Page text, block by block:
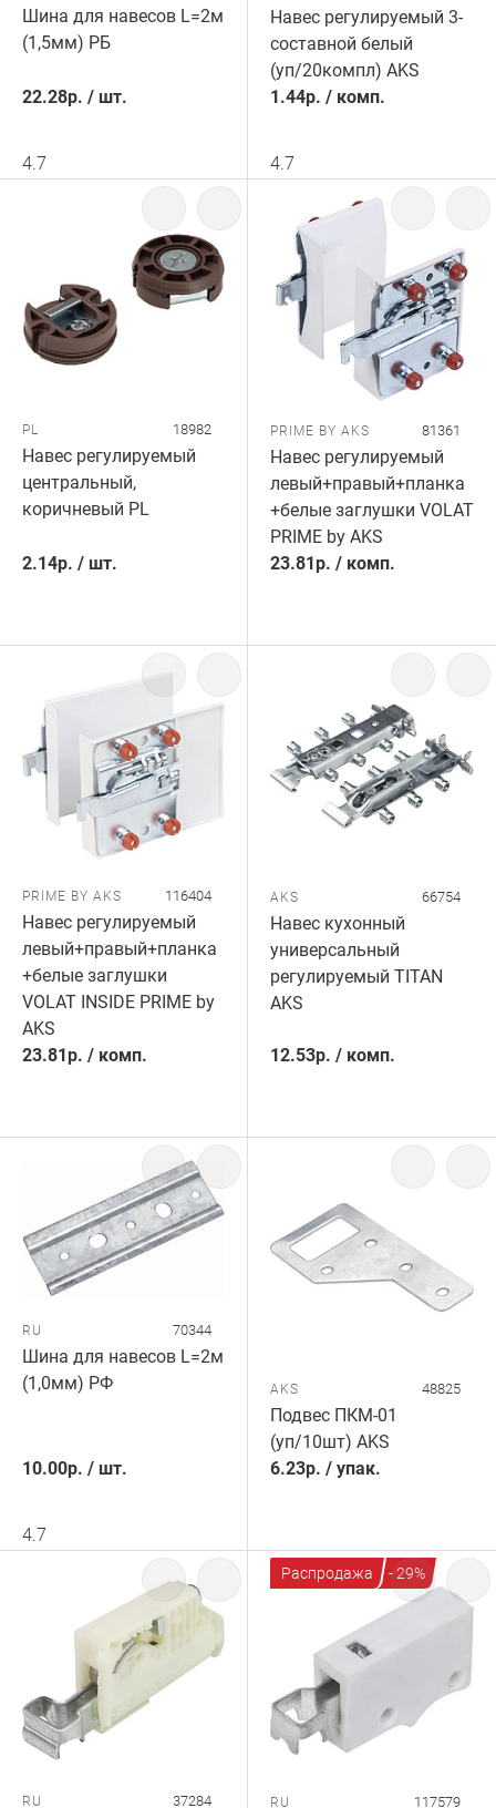
Шина для навесов L=2м
(1,5мм) РБ
22.28р. / шт.
4.7
Навес регулируемый 3-
составной белый
(уп/20компл) AKS
1.44р. / комп.
4.7
PL 18982
Навес регулируемый
центральный,
коричневый PL
2.14р. / шт.
PRIME BY AKS 81361
Навес регулируемый
левый+правый+планка
+белые заглушки VOLAT
PRIME by AKS
23.81р. / комп.
PRIME BY AKS 116404
Навес регулируемый
левый+правый+планка
+белые заглушки
VOLAT INSIDE PRIME by
AKS
23.81р. / комп.
AKS 66754
Навес кухонный
универсальный
регулируемый TITAN
AKS
12.53р. / комп.
RU 70344
Шина для навесов L=2м
(1,0мм) РФ
10.00р. / шт.
4.7
AKS 48825
Подвес ПКМ-01
(уп/10шт) AKS
6.23р. / упак.
RU 37284
Распродажа - 29%
RU 117579